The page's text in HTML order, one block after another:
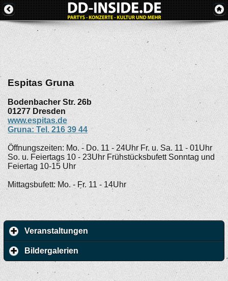
Espitas Gruna
Bodenbacher Str. 26b
01277 Dresden
www.espitas.de
Gruna: Tel. 216 39 44
Öffnungszeiten: Mo. - Do. 11 - 24Uhr Fr. u. Sa. 11 - 01Uhr
So. u. Feiertags 10 - 23Uhr Frühstücksbufett Sonntag und
Feiertag 10-15 Uhr
Mittagsbufett: Mo. - Fr. 11 - 14Uhr
Veranstaltungen
Bildergalerien